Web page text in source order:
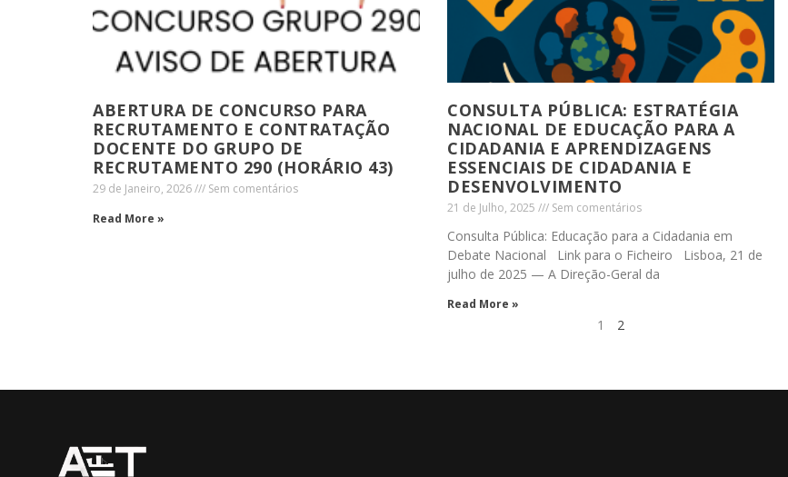
ABERTURA DE CONCURSO PARA
RECRUTAMENTO E CONTRATAÇÃO
DOCENTE DO GRUPO DE
RECRUTAMENTO 290 (HORÁRIO 43)
29 de Janeiro, 2026
Sem comentários
Read More »
CONSULTA PÚBLICA: ESTRATÉGIA
NACIONAL DE EDUCAÇÃO PARA A
CIDADANIA E APRENDIZAGENS
ESSENCIAIS DE CIDADANIA E
DESENVOLVIMENTO
21 de Julho, 2025 Sem comentários
Consulta Pública: Educação para a Cidadania em
Debate Nacional Link para o Ficheiro Lisboa, 21 de
julho de 2025 — A Direção-Geral da
Read More »
1 2